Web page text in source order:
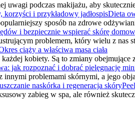
uwagi podczas makijażu, aby
Dieta
sposób na zdrowe
problemem, który wielu z
ciąży a właściwa masa ciała
kobiety. Są to zmiany
innymi problemami skórnymi, a jego
zabieg w spa, ale również